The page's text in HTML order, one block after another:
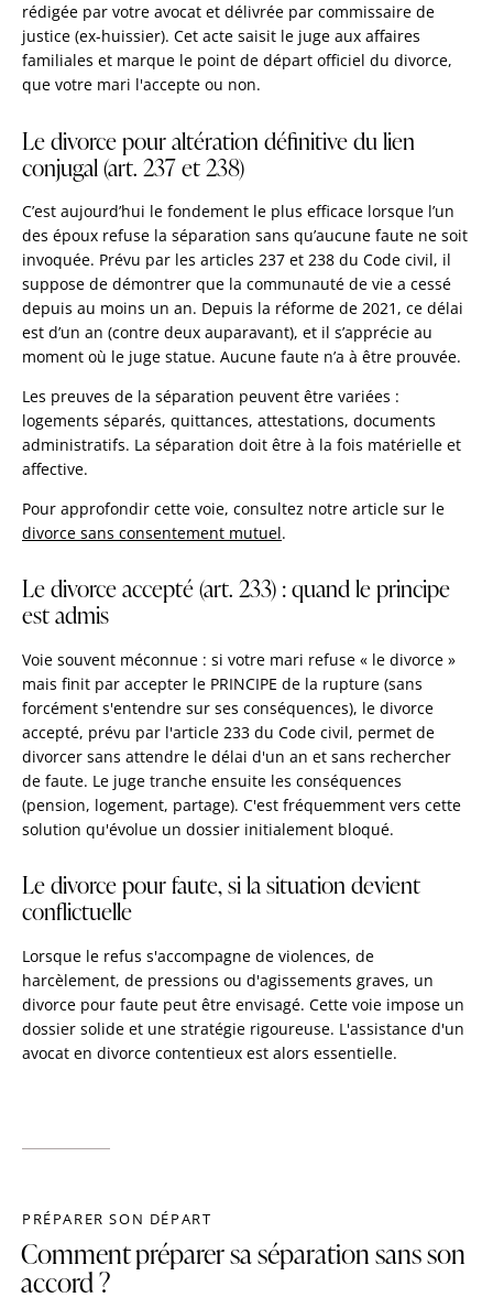
rédigée par votre avocat et délivrée par commissaire de
justice (ex-huissier). Cet acte saisit le juge aux affaires
familiales et marque le point de départ officiel du divorce,
que votre mari l'accepte ou non.
Le divorce pour altération définitive du lien
conjugal (art. 237 et 238)
C’est aujourd’hui le fondement le plus efficace lorsque l’un
des époux refuse la séparation sans qu’aucune faute ne soit
invoquée. Prévu par les articles 237 et 238 du Code civil, il
suppose de démontrer que la communauté de vie a cessé
depuis au moins un an. Depuis la réforme de 2021, ce délai
est d’un an (contre deux auparavant), et il s’apprécie au
moment où le juge statue. Aucune faute n’a à être prouvée.
Les preuves de la séparation peuvent être variées :
logements séparés, quittances, attestations, documents
administratifs. La séparation doit être à la fois matérielle et
affective.
Pour approfondir cette voie, consultez notre article sur le
divorce sans consentement mutuel.
Le divorce accepté (art. 233) : quand le principe
est admis
Voie souvent méconnue : si votre mari refuse « le divorce »
mais finit par accepter le PRINCIPE de la rupture (sans
forcément s'entendre sur ses conséquences), le divorce
accepté, prévu par l'article 233 du Code civil, permet de
divorcer sans attendre le délai d'un an et sans rechercher
de faute. Le juge tranche ensuite les conséquences
(pension, logement, partage). C'est fréquemment vers cette
solution qu'évolue un dossier initialement bloqué.
Le divorce pour faute, si la situation devient
conflictuelle
Lorsque le refus s'accompagne de violences, de
harcèlement, de pressions ou d'agissements graves, un
divorce pour faute peut être envisagé. Cette voie impose un
dossier solide et une stratégie rigoureuse. L'assistance d'un
avocat en divorce contentieux est alors essentielle.
PRÉPARER SON DÉPART
Comment préparer sa séparation sans son
accord ?